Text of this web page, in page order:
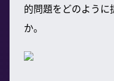
的問題をどのよう
か。